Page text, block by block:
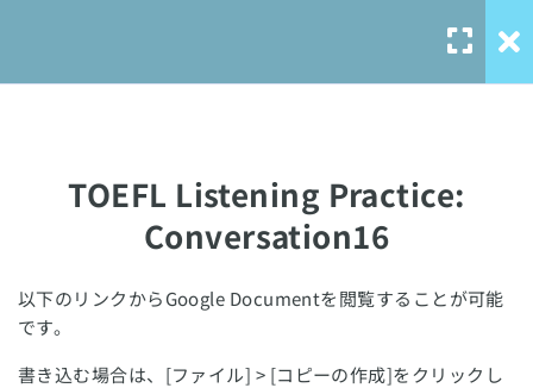
TOEFL Listening Practice:
TOEFL Listening Practice:
TOEFL Listening Practice:
Conversation16
以下のリンクからGoogle Documentを閲覧することが可能
です。
書き込む場合は、[ファイル] > [コピーの作成]をクリックし
Our Service
solo-
language.com